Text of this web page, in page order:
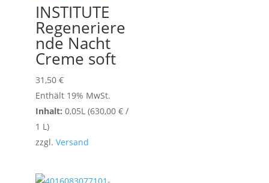
INSTITUTE
Regeneriere
nde Nacht
Creme soft
31,50 €
Enthält 19% MwSt.
Inhalt: 0,05L (630,00 €/
1 L)
zzgl. Versand